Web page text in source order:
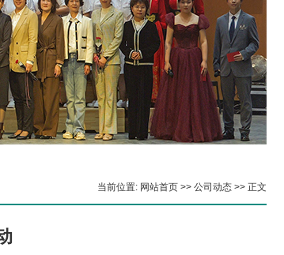
当前位置: 网站首页 >> 公司动态 >> 正文